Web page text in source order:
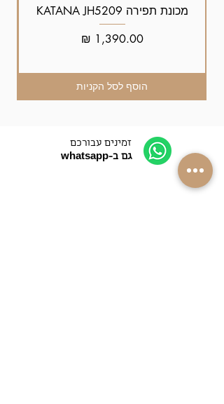
מכונת תפירה KATANA JH5209
מחיר‏1,390.00 ‏₪
הוסף לסל הקניות
זמינים עבורכם
גם ב-whatsapp